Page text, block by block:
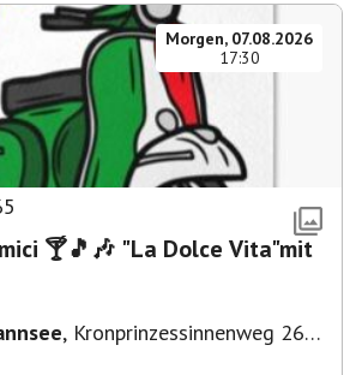
Morgen, 07.08.2026
17:30
"La Dolce Vita"mit
, Kronprinzessinnenweg 260,